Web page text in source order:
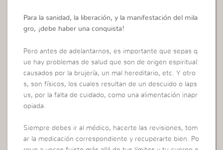
Para la sanidad, la liberación, y la manifestación del mila
gro, ¡debe haber una conquista!
Pero antes de adelantarnos, es importante que sepas q
ue hay problemas de salud que son de origen espiritual:
causados por la brujería, un mal hereditario, etc. Y otro
s, son físicos, los cuales resultan de un descuido o laps
us, por la falta de cuidado, como una alimentación inapr
opiada.
Siempre debes ir al médico, hacerte las revisiones, tom
ar la medicación correspondiente y recuperarte bien. Po